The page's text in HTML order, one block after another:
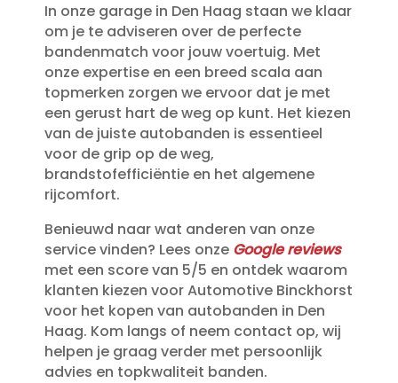
In onze garage in Den Haag staan we klaar
om je te adviseren over de perfecte
bandenmatch voor jouw voertuig.​ Met
onze expertise en een breed scala aan
topmerken zorgen we ervoor dat je met
een gerust hart de weg op kunt.​ Het kiezen
van de juiste autobanden is essentieel
voor de grip op de weg,
brandstofefficiëntie en het algemene
rijcomfort.​
Benieuwd naar wat anderen van onze
service vinden? Lees onze Google reviews
met een score van 5/5 en ontdek waarom
klanten kiezen voor Automotive Binckhorst
voor het kopen van autobanden in Den
Haag.​ Kom langs of neem contact op, wij
helpen je graag verder met persoonlijk
advies en topkwaliteit banden.​